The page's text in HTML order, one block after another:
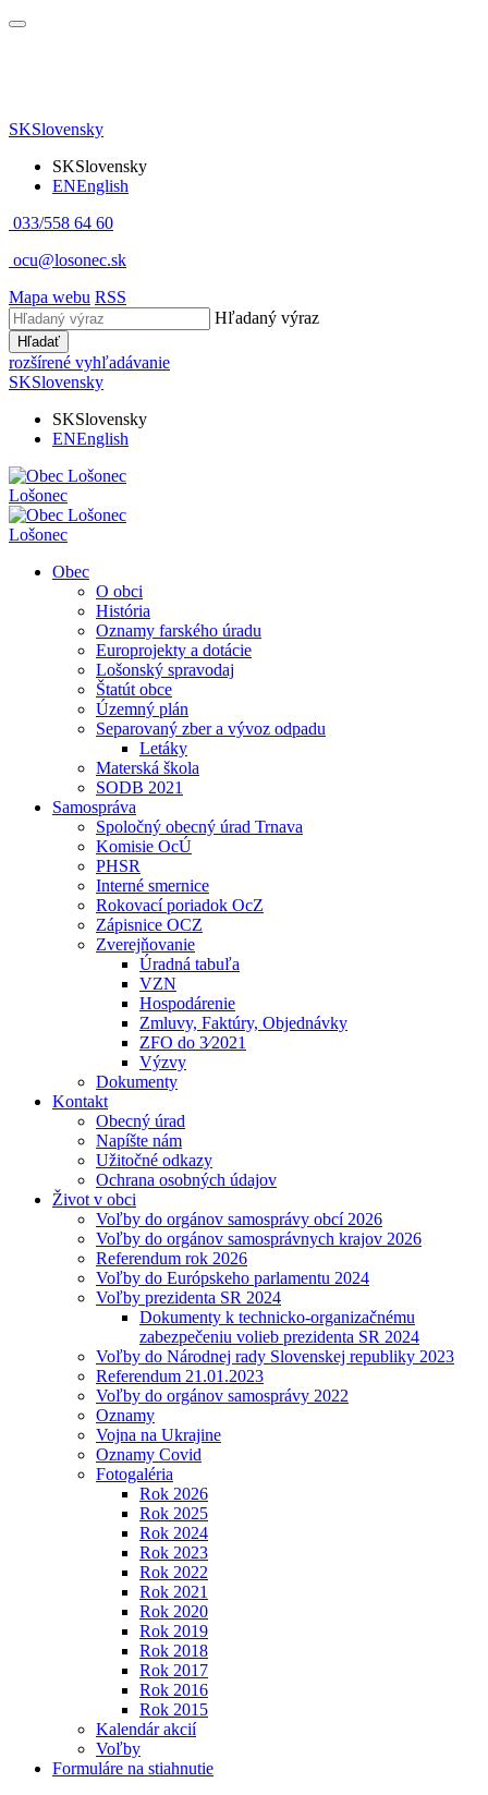
SKSlovensky
SKSlovensky
ENEnglish
033/558 64 60
ocu@losonec.sk
Mapa webu RSS
Hľadaný výraz
Hľadať
rozšírené vyhľadávanie
SKSlovensky
SKSlovensky
ENEnglish
Lošonec
Lošonec
Obec
O obci
História
Oznamy farského úradu
Europrojekty a dotácie
Lošonský spravodaj
Štatút obce
Územný plán
Separovaný zber a vývoz odpadu
Letáky
Materská škola
SODB 2021
Samospráva
Spoločný obecný úrad Trnava
Komisie OcÚ
PHSR
Interné smernice
Rokovací poriadok OcZ
Zápisnice OCZ
Zverejňovanie
Úradná tabuľa
VZN
Hospodárenie
Zmluvy, Faktúry, Objednávky
ZFO do 3⁄2021
Výzvy
Dokumenty
Kontakt
Obecný úrad
Napíšte nám
Užitočné odkazy
Ochrana osobných údajov
Život v obci
Voľby do orgánov samosprávy obcí 2026
Voľby do orgánov samosprávnych krajov 2026
Referendum rok 2026
Voľby do Európskeho parlamentu 2024
Voľby prezidenta SR 2024
Dokumenty k technicko-organizačnému
zabezpečeniu volieb prezidenta SR 2024
Voľby do Národnej rady Slovenskej republiky 2023
Referendum 21.01.2023
Voľby do orgánov samosprávy 2022
Oznamy
Vojna na Ukrajine
Oznamy Covid
Fotogaléria
Rok 2026
Rok 2025
Rok 2024
Rok 2023
Rok 2022
Rok 2021
Rok 2020
Rok 2019
Rok 2018
Rok 2017
Rok 2016
Rok 2015
Kalendár akcií
Voľby
Formuláre na stiahnutie